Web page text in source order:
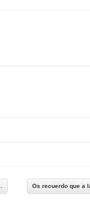
Os recuerdo que a